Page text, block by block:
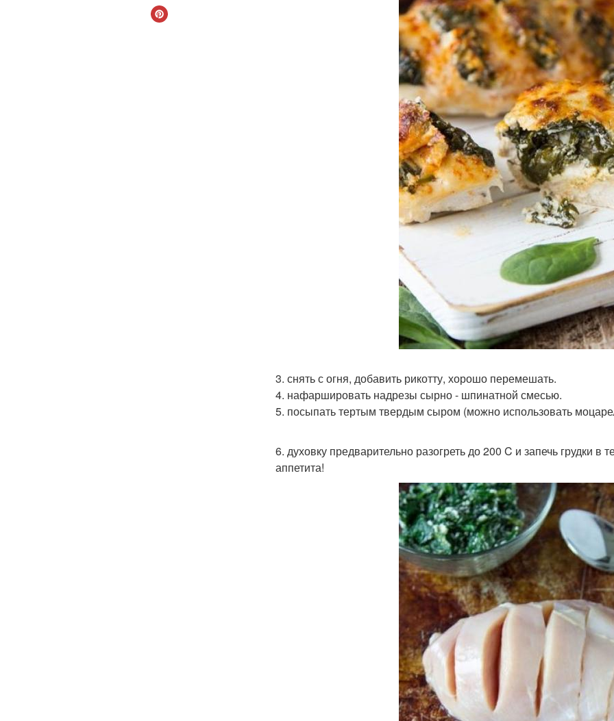
3. снять с огня, добавить рикотту, хорошо перемешать.
4. нафаршировать надрезы сырно - шпинатной смесью.
5. посыпать тертым твердым сыром (можно использовать
6. духовку предварительно разогреть до 200 C и запечь грудки в
аппетита!